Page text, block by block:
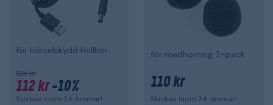
för hörselskydd Hellberg Xstream och Synergy
125 kr
112 kr-10%
Skickas inom 24 timmar!
för medhörning 2-pack
110 kr
Skickas inom 24 timmar!